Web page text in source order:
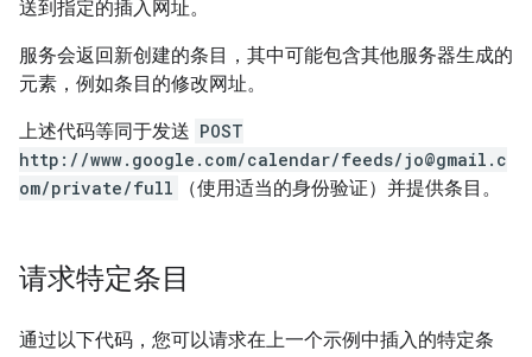
送到指定的插入网址。
服务会返回新创建的条目，其中可能包含其他服务器生成的
元素，例如条目的修改网址。
上述代码等同于发送 POST
http://www.google.com/calendar/feeds/jo@gmail.c
om/private/full
（使用适当的身份验证）并提供条目。
请求特定条目
通过以下代码，您可以请求在上一个示例中插入的特定条